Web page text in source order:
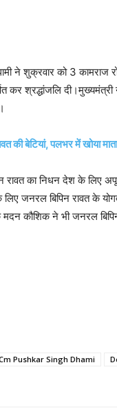
ने शुक्रवार को 3 कामराज
कर श्रद्धांजलि
की बेटियां, पलभर में खोया
का निधन देश के लिए
जनरल बिपिन रावत के
कौशिक ने भी जनरल
Pushkar Singh Dhami